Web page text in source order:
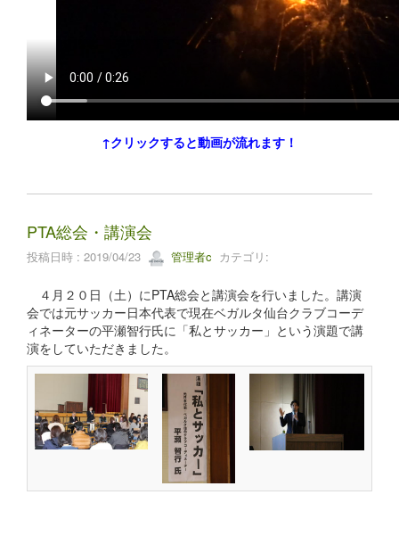
↑クリックすると動画が流れます！
PTA総会・講演会
投稿日時 : 2019/04/23 管理者c カテゴリ:
４月２０日（土）にPTA総会と講演会を行いました。講演
会では元サッカー日本代表で現在ベガルタ仙台クラブコーデ
ィネーターの平瀬智行氏に「私とサッカー」という演題で講
演をしていただきました。